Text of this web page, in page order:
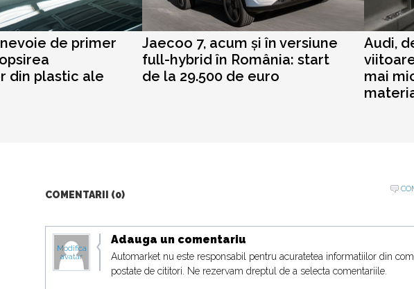
de primer
din plastic ale
Jaecoo 7, acum și în versiune
full-hybrid în România: start
de la 29.500 de euro
Audi,
mai
COMENTARII (0)
Modifica
avatar
Adauga un comentariu
Automarket nu este responsabil pentru acuratetea informatiilor din
postate de cititori. Ne rezervam dreptul de a selecta comentariile.